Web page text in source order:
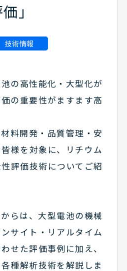
」
技術情報
の高性能化・大型化が
の重要性がますます高
料開発・品質管理・安
様を対象に、リチウム
評価技術についてご紹
らは、大型電池の機械
サイト・リアルタイム
せた評価事例に加え、
種解析技術を解説しま